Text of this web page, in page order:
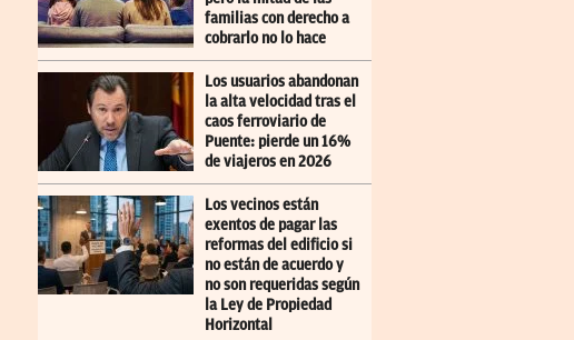
familias con derecho a
cobrarlo no lo hace
Los usuarios abandonan
la alta velocidad tras el
caos ferroviario de
Puente: pierde un 16%
de viajeros en 2026
Los vecinos están
exentos de pagar las
reformas del edificio si
no están de acuerdo y
no son requeridas según
la Ley de Propiedad
Horizontal